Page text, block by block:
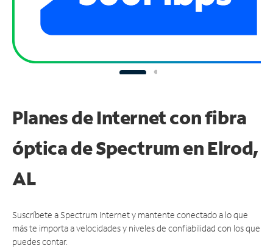
Planes de Internet con fibra
óptica de Spectrum en Elrod,
AL
Suscríbete a Spectrum Internet y mantente conectado a lo que
más te importa a velocidades y niveles de confiabilidad con los que
puedes contar.